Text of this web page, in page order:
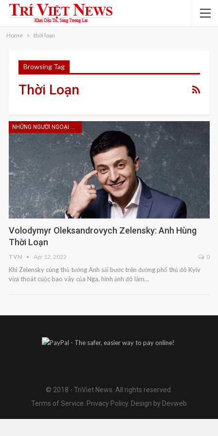
Home thời loạn
Browsing Tag
Thời Loạn
NHỮNG NGƯỜI NGOẠI HẠNG
Volodymyr Oleksandrovych Zelensky: Anh Hùng
Thời Loạn
TVN Apr 12, 2022 0
Khi Zelensky cùng thủ tướng Anh sải bước trên đường phố thủ đô Kyiv
vừa thoát cuộc bao vây của Nga, hình ảnh đó làm…
© 2018 - TriViet News. All rights reserved.
Terms of Service. Privacy Policy. Design by Devweb